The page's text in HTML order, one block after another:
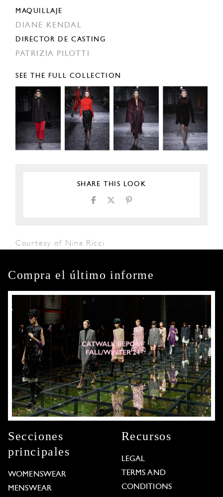
MAQUILLAJE
DIANE KENDAL
DIRECTOR DE CASTING
PATRIZIA PILOTTI
SEE THE FULL COLLECTION
SHARE THIS LOOK
Courtesy of Nina Ricci
Compra el último informe
Secciones
principales
WOMENSWEAR
MENSWEAR
Recursos
LEGAL
TERMS AND
CONDITIONS